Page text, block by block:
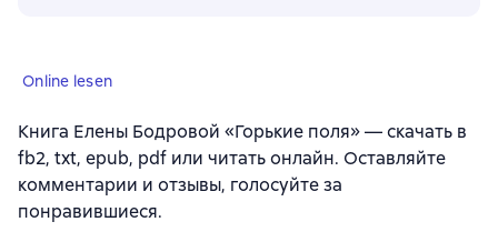
Online lesen
Книга Елены Бодровой «Горькие поля» — скачать в
fb2, txt, epub, pdf или читать онлайн. Оставляйте
комментарии и отзывы, голосуйте за
понравившиеся.